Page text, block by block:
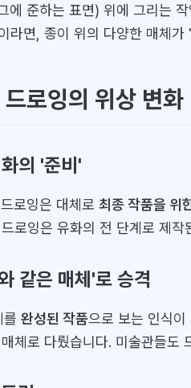
준하는 표면) 위에 그리는
라면, 종이 위의 다양한 매체
로잉의 위상 변화
의 '준비'
로잉은 대체로 최종 작품을 위
로잉은 유화의 전 단계로 제
같은 매체'로 승격
를 완성된 작품으로 보는 인식이
체로 다뤘습니다. 미술관들도